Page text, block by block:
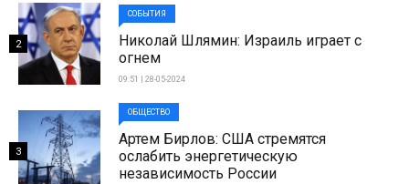
СОБЫТИЯ
Николай Шлямин: Израиль играет с
огнем
09:51 | 28-05-2024
2
ОБЩЕСТВО
Артем Бирлов: США стремятся
ослабить энергетическую
независимость России
3